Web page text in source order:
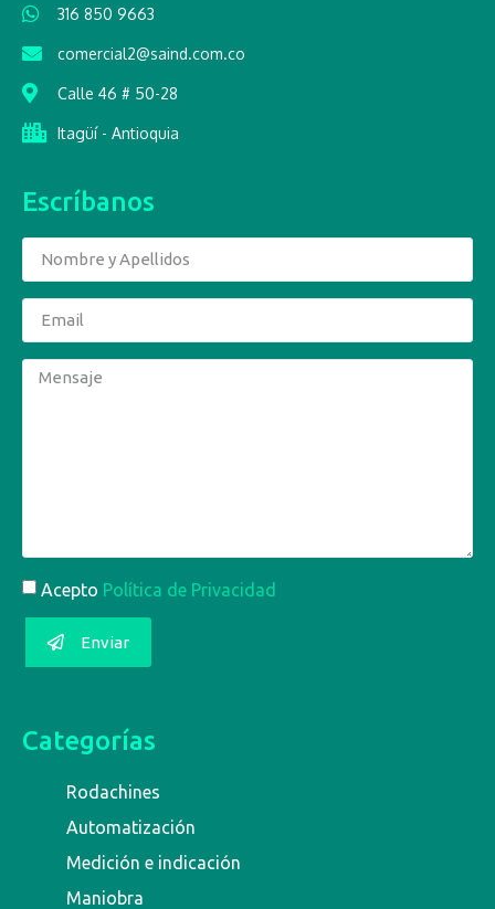
316 850 9663
comercial2@saind.com.co
Calle 46 # 50-28
Itagüí - Antioquia
Escríbanos
Acepto Política de Privacidad
Enviar
Categorías
Rodachines
Automatización
Medición e indicación
Maniobra